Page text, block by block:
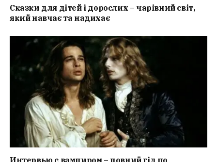
Сказки для дітей і дорослих – чарівний світ,
який навчає та надихає
Интервью с вампиром – повний гід по